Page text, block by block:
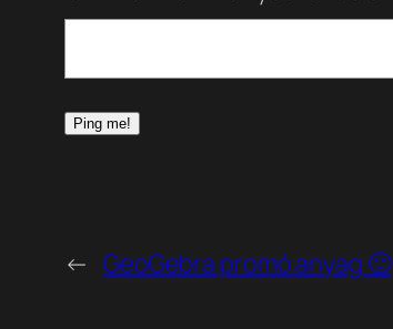
← GeoGebra promó anyag 🙂